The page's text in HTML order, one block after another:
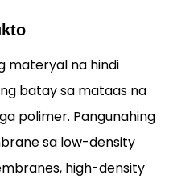
materyal na hindi
batay sa mataas na
polimer. Pangunahing
sa low-density
high-density